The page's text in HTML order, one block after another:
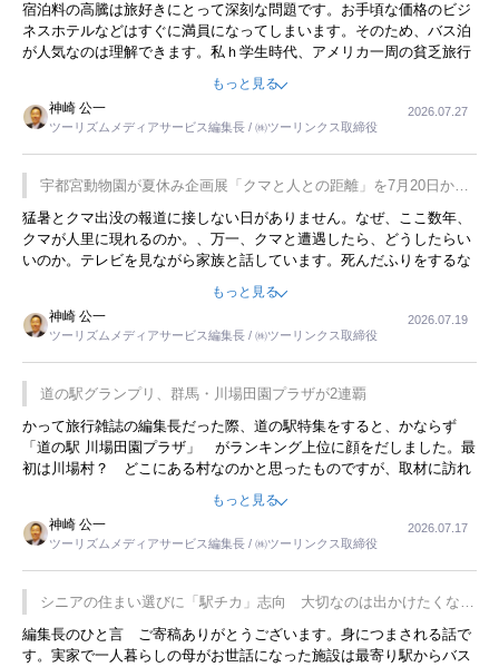
宿泊料の高騰は旅好きにとって深刻な問題です。お手頃な価格のビジ
ネスホテルなどはすぐに満員になってしまいます。そのため、バス泊
が人気なのは理解できます。私ｈ学生時代、アメリカ一周の貧乏旅行
をした時は、移動はグレイハウンドバスでした。夕方から夜の便を利
用してホテル代を浮かせていました。ただし、若いからできたことで
す。若い人が夜行バスで京都に行った、青森に行ったと聞くと、疲れ
が残らないのかなと思ってしまいます。
もっと見る
神崎 公一
ツーリズムメディアサービス編集長 / ㈱ツーリンクス取締役
2026.07.27
宇都宮動物園が夏休み企画展「クマと人との距離」を7月20日から
開催
猛暑とクマ出没の報道に接しない日がありません。なぜ、ここ数年、
クマが人里に現れるのか。、万一、クマと遭遇したら、どうしたらい
いのか。テレビを見ながら家族と話しています。死んだふりをするな
んてことは、冗談でもいえません。そんな中で、この企画展はタイム
もっと見る
神崎 公一
ツーリズムメディアサービス編集長 / ㈱ツーリンクス取締役
2026.07.19
道の駅グランプリ、群馬・川場田園プラザが2連覇
かって旅行雑誌の編集長だった際、道の駅特集をすると、かならず
「道の駅 川場田園プラザ」 がランキング上位に顔をだしました。最
初は川場村？ どこにある村なのかと思ったものですが、取材に訪れ
永井 彰一社長にインタビューしたら、興味深い話が次々が飛び出しま
した。プレゼンも巧みで、今でも思い出すことが２つあります。一つ
は、従業員に東京ディズニーランドを見学させ、サービス業、接客業
の何かを理解してもらっていることです。 もう一つは1800円もする
プレミアムヨーグルトを販売するにあたり、社内に懸念もあったそう
です。永井社長は、駐車場に都内ナンバーの高級外車が停まっている
ことに目をつけ、高級商品でも売れると確信したそうです。今回の記
事を懐かしく読みました。
もっと見る
神崎 公一
ツーリズムメディアサービス編集長 / ㈱ツーリンクス取締役
2026.07.17
シニアの住まい選びに「駅チカ」志向 大切なのは出かけたくなる
暮らし
編集長のひと言 ご寄稿ありがとうございます。身につまされる話で
す。実家で一人暮らしの母がお世話になった施設は最寄り駅からバス